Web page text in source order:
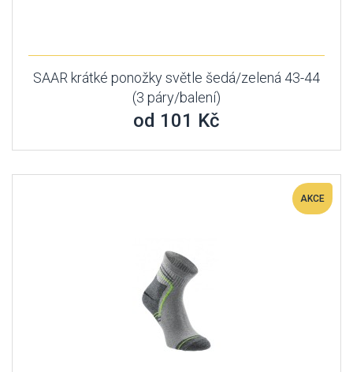
SAAR krátké ponožky světle šedá/zelená 43-44
(3 páry/balení)
od 101 Kč
AKCE